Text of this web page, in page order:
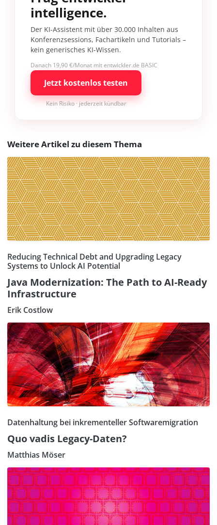
intelligence.
Der KI-Assistent mit über 30.000 Inhalten aus
Konferenzsessions, Fachartikeln und Tutorials –
kein generisches KI-Wissen.
Danach 19,90 €/Monat mit entwickler.de BASIC
Jetzt kostenlos testen
Kein Risiko · jederzeit kündbar
Weitere Artikel zu diesem Thema
Reducing Technical Debt and Upgrading Legacy
Systems to Unlock AI Potential
Java Modernization: The Path to AI-Ready
Infrastructure
Erik Costlow
Datenhaltung bei inkrementeller Softwaremigration
Quo vadis Legacy-Daten?
Matthias Möser